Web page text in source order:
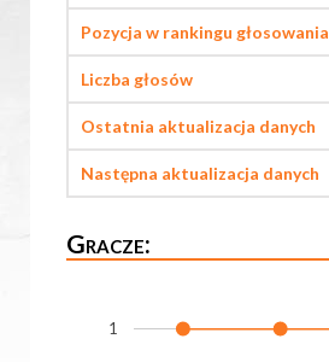
Pozycja w rankingu głosowania
Liczba głosów
Ostatnia aktualizacja danych
Następna aktualizacja danych
Gracze:
1